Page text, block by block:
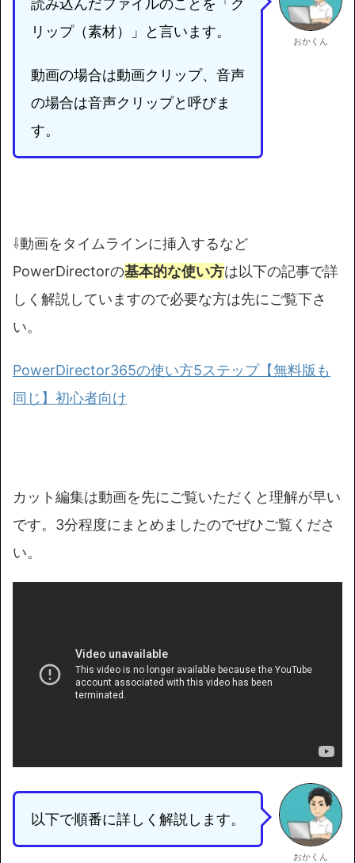
読み込んだファイルのことを「ク
リップ（素材）」と言います。
動画の場合は動画クリップ、音声
の場合は音声クリップと呼びま
す。
おかくん
⇩動画をタイムラインに挿入するなど
PowerDirectorの基本的な使い方は以下の記事で詳
しく解説していますので必要な方は先にご覧下さ
い。
PowerDirector365の使い方5ステップ【無料版も
同じ】初心者向け
カット編集は動画を先にご覧いただくと理解が早い
です。3分程度にまとめましたのでぜひご覧くださ
い。
以下で順番に詳しく解説します。
おかくん